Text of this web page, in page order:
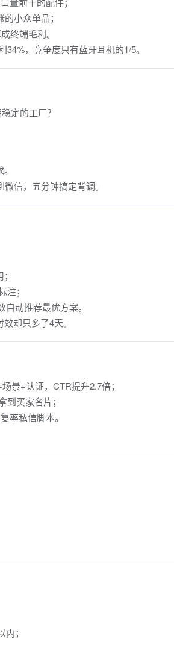
小众单品；
终端毛利。
，竞争度只有蓝牙耳机的1/5。
定的工厂？
信，五分钟搞定背调。
；
动推荐最优方案。
却只多了4天。
+认证，CTR提升2.7倍；
买家名片；
私信脚本。
；